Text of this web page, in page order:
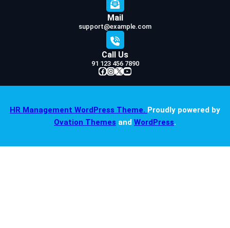
Mail
support@example.com
Call Us
91 123 456 7890
Facebook InstagramX YouTube
HR Management WordPress Theme. Proudly powered by
Ovation Themes and WordPress.